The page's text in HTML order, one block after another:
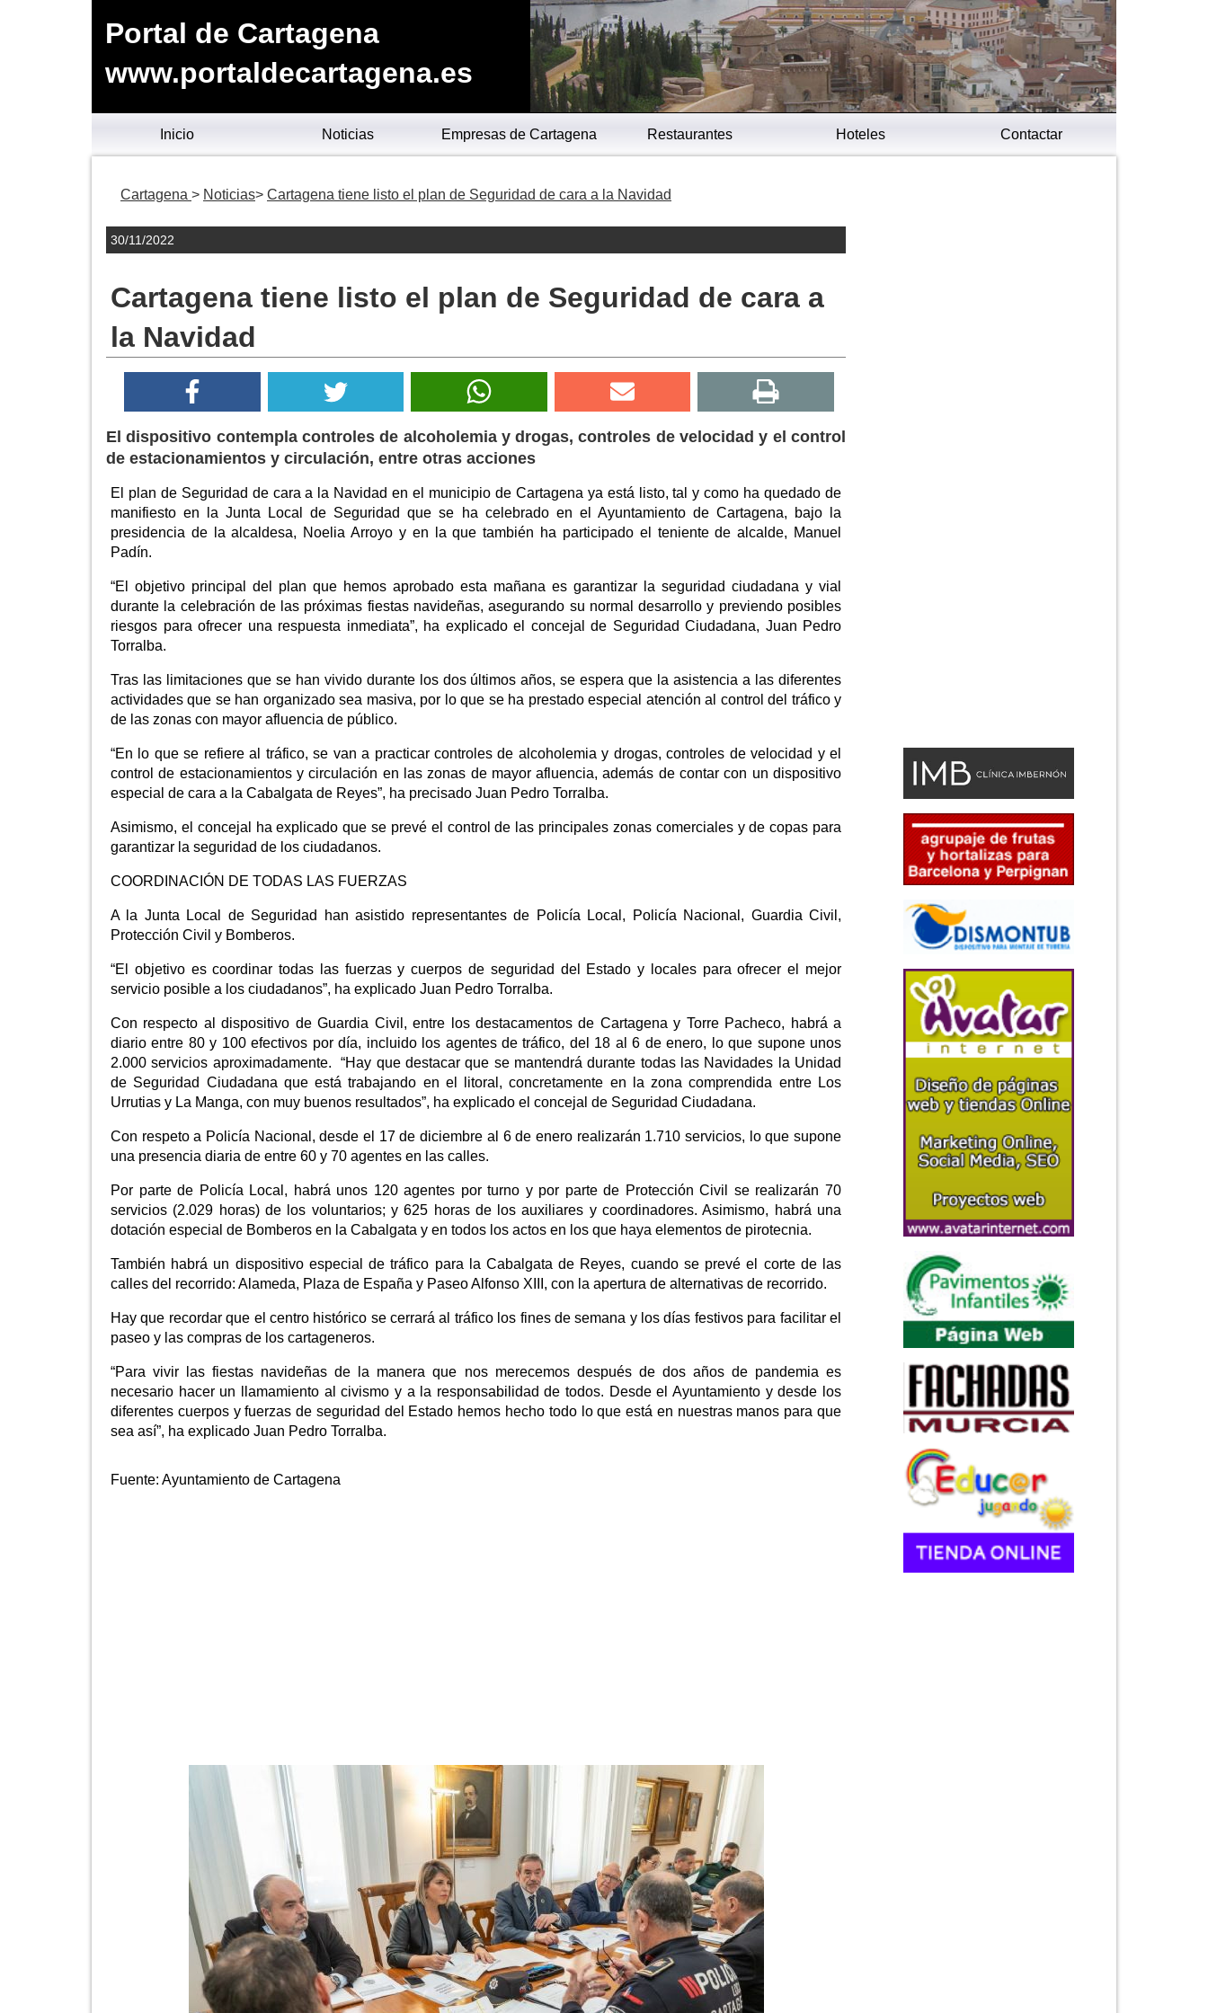
Portal de Cartagena
www.portaldecartagena.es
Inicio Noticias Empresas de Cartagena Restaurantes Hoteles Contactar
Cartagena Noticias Cartagena tiene listo el plan de Seguridad de cara a la Navidad
30/11/2022
Cartagena tiene listo el plan de Seguridad de cara a
la Navidad
El dispositivo contempla controles de alcoholemia y drogas, controles de velocidad y el control
de estacionamientos y circulación, entre otras acciones
El plan de Seguridad de cara a la Navidad en el municipio de Cartagena ya está listo, tal y como ha quedado de
manifiesto en la Junta Local de Seguridad que se ha celebrado en el Ayuntamiento de Cartagena, bajo la
presidencia de la alcaldesa, Noelia Arroyo y en la que también ha participado el teniente de alcalde, Manuel
Padín.
“El objetivo principal del plan que hemos aprobado esta mañana es garantizar la seguridad ciudadana y vial
durante la celebración de las próximas fiestas navideñas, asegurando su normal desarrollo y previendo posibles
riesgos para ofrecer una respuesta inmediata”, ha explicado el concejal de Seguridad Ciudadana, Juan Pedro
Torralba.
Tras las limitaciones que se han vivido durante los dos últimos años, se espera que la asistencia a las diferentes
actividades que se han organizado sea masiva, por lo que se ha prestado especial atención al control del tráfico y
de las zonas con mayor afluencia de público.
“En lo que se refiere al tráfico, se van a practicar controles de alcoholemia y drogas, controles de velocidad y el
control de estacionamientos y circulación en las zonas de mayor afluencia, además de contar con un dispositivo
especial de cara a la Cabalgata de Reyes”, ha precisado Juan Pedro Torralba.
Asimismo, el concejal ha explicado que se prevé el control de las principales zonas comerciales y de copas para
garantizar la seguridad de los ciudadanos.
COORDINACIÓN DE TODAS LAS FUERZAS
A la Junta Local de Seguridad han asistido representantes de Policía Local, Policía Nacional, Guardia Civil,
Protección Civil y Bomberos.
“El objetivo es coordinar todas las fuerzas y cuerpos de seguridad del Estado y locales para ofrecer el mejor
servicio posible a los ciudadanos”, ha explicado Juan Pedro Torralba.
Con respecto al dispositivo de Guardia Civil, entre los destacamentos de Cartagena y Torre Pacheco, habrá a
diario entre 80 y 100 efectivos por día, incluido los agentes de tráfico, del 18 al 6 de enero, lo que supone unos
2.000 servicios aproximadamente. “Hay que destacar que se mantendrá durante todas las Navidades la Unidad
de Seguridad Ciudadana que está trabajando en el litoral, concretamente en la zona comprendida entre Los
Urrutias y La Manga, con muy buenos resultados”, ha explicado el concejal de Seguridad Ciudadana.
Con respeto a Policía Nacional, desde el 17 de diciembre al 6 de enero realizarán 1.710 servicios, lo que supone
una presencia diaria de entre 60 y 70 agentes en las calles.
Por parte de Policía Local, habrá unos 120 agentes por turno y por parte de Protección Civil se realizarán 70
servicios (2.029 horas) de los voluntarios; y 625 horas de los auxiliares y coordinadores. Asimismo, habrá una
dotación especial de Bomberos en la Cabalgata y en todos los actos en los que haya elementos de pirotecnia.
También habrá un dispositivo especial de tráfico para la Cabalgata de Reyes, cuando se prevé el corte de las
calles del recorrido: Alameda, Plaza de España y Paseo Alfonso XIII, con la apertura de alternativas de recorrido.
Hay que recordar que el centro histórico se cerrará al tráfico los fines de semana y los días festivos para facilitar el
paseo y las compras de los cartageneros.
“Para vivir las fiestas navideñas de la manera que nos merecemos después de dos años de pandemia es
necesario hacer un llamamiento al civismo y a la responsabilidad de todos. Desde el Ayuntamiento y desde los
diferentes cuerpos y fuerzas de seguridad del Estado hemos hecho todo lo que está en nuestras manos para que
sea así”, ha explicado Juan Pedro Torralba.
Fuente: Ayuntamiento de Cartagena